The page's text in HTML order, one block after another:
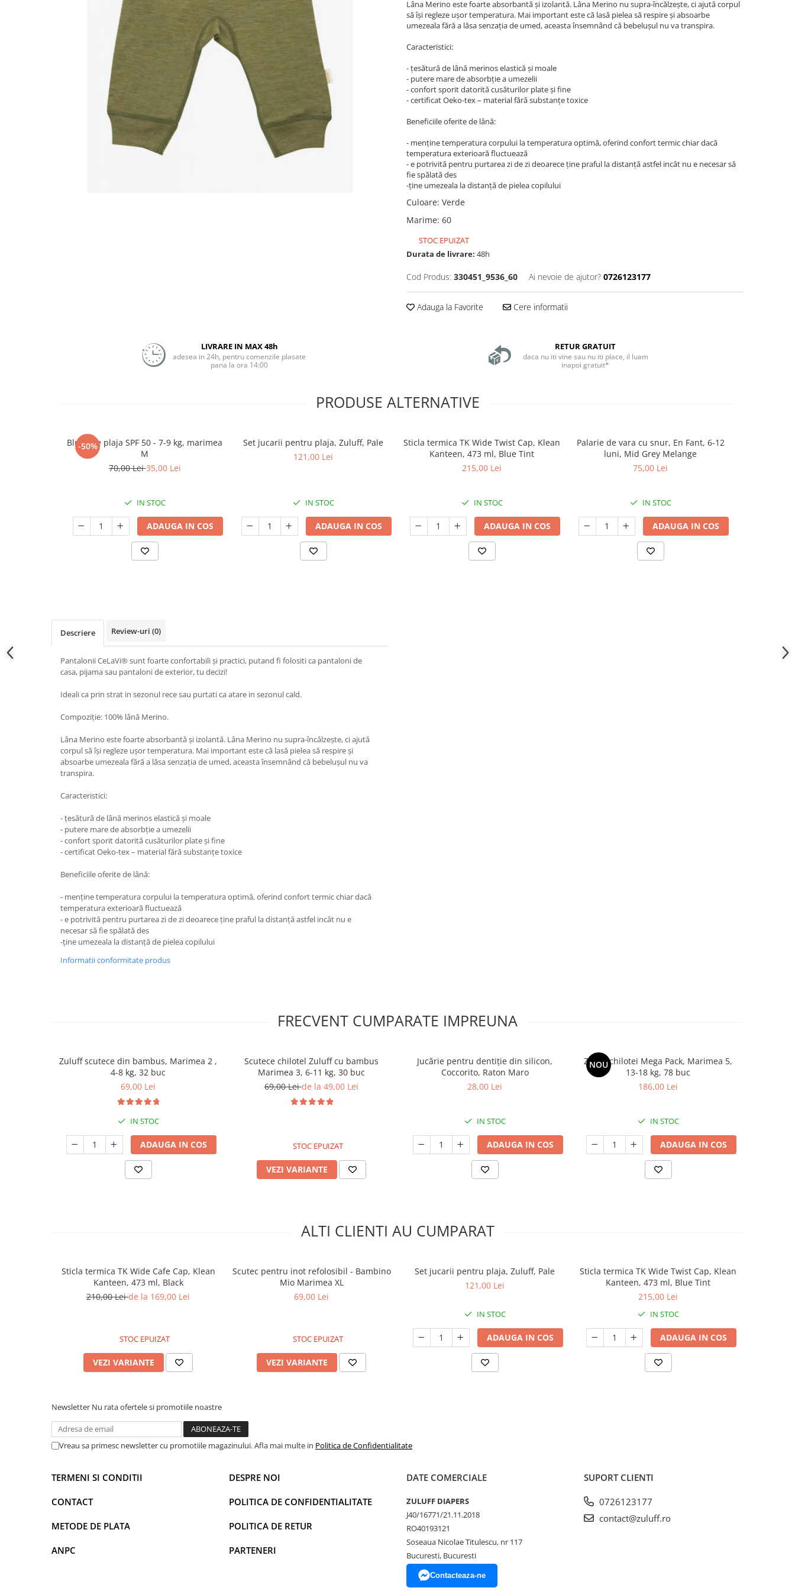
Sac de dormit cu piciorușe
Sac de dormit pentru tranziție
Sac de dormit nou nascut Swaddle
Lâna Merino este foarte absorbantă și izolantă. Lâna Merino nu supra-încălzește, ci ajută corpul
să își regleze ușor temperatura. Mai important este că lasă pielea să respire și absoarbe
umezeala fără a lăsa senzația de umed, aceasta însemnând că bebelușul nu va transpira.
Caracteristici:
- țesătură de lână merinos elastică și moale
- putere mare de absorbție a umezelii
- confort sporit datorită cusăturilor plate și fine
- certificat Oeko-tex – material fără substanțe toxice
Beneficiile oferite de lână:
- menţine temperatura corpului la temperatura optimă, oferind confort termic chiar dacă
temperatura exterioară fluctuează
- e potrivită pentru purtarea zi de zi deoarece ţine praful la distanţă astfel incât nu e necesar să
fie spălată des
-ţine umezeala la distanţă de pielea copilului
Culoare: Verde
Marime: 60
STOC EPUIZAT
Durata de livrare: 48h
Cod Produs: 330451_9536_60 Ai nevoie de ajutor? 0726123177
Adauga la Favorite Cere informatii
LIVRARE IN MAX 48h
adesea in 24h, pentru comenzile plasate
pana la ora 14:00
RETUR GRATUIT
daca nu iti vine sau nu iti place, il luam
inapoi gratuit*
PRODUSE ALTERNATIVE
-50%
Bluza de plaja SPF 50 - 7-9 kg, marimea
M
70,00 Lei35,00 Lei
IN STOC
ADAUGA IN COS
Set jucarii pentru plaja, Zuluff, Pale
121,00 Lei
IN STOC
ADAUGA IN COS
Sticla termica TK Wide Twist Cap, Klean
Kanteen, 473 ml, Blue Tint
215,00 Lei
IN STOC
ADAUGA IN COS
Palarie de vara cu snur, En Fant, 6-12
luni, Mid Grey Melange
75,00 Lei
IN STOC
ADAUGA IN COS
Descriere Review-uri (0)
Pantalonii CeLaVi® sunt foarte confortabili şi practici, putand fi folositi ca pantaloni de
casa, pijama sau pantaloni de exterior, tu decizi!
Ideali ca prin strat in sezonul rece sau purtati ca atare in sezonul cald.
Compoziție: 100% lână Merino.
Lâna Merino este foarte absorbantă și izolantă. Lâna Merino nu supra-încălzește, ci ajută
corpul să își regleze ușor temperatura. Mai important este că lasă pielea să respire și
absoarbe umezeala fără a lăsa senzația de umed, aceasta însemnând că bebelușul nu va
transpira.
Caracteristici:
- țesătură de lână merinos elastică și moale
- putere mare de absorbție a umezelii
- confort sporit datorită cusăturilor plate și fine
- certificat Oeko-tex – material fără substanțe toxice
Beneficiile oferite de lână:
- menţine temperatura corpului la temperatura optimă, oferind confort termic chiar dacă
temperatura exterioară fluctuează
- e potrivită pentru purtarea zi de zi deoarece ţine praful la distanţă astfel incât nu e
necesar să fie spălată des
-ţine umezeala la distanţă de pielea copilului
Informatii conformitate produs
FRECVENT CUMPARATE IMPREUNA
Zuluff scutece din bambus, Marimea 2 ,
4-8 kg, 32 buc
69,00 Lei
IN STOC
ADAUGA IN COS
Scutece chilotel Zuluff cu bambus
Marimea 3, 6-11 kg, 30 buc
69,00 Leide la 49,00 Lei
STOC EPUIZAT
VEZI VARIANTE
Jucărie pentru dentiție din silicon,
Coccorito, Raton Maro
28,00 Lei
IN STOC
ADAUGA IN COS
NOU
Zuluff chilotei Mega Pack, Marimea 5,
13-18 kg, 78 buc
186,00 Lei
IN STOC
ADAUGA IN COS
ALTI CLIENTI AU CUMPARAT
Sticla termica TK Wide Cafe Cap, Klean
Kanteen, 473 ml, Black
210,00 Leide la 169,00 Lei
STOC EPUIZAT
VEZI VARIANTE
Scutec pentru inot refolosibil - Bambino
Mio Marimea XL
69,00 Lei
STOC EPUIZAT
VEZI VARIANTE
Set jucarii pentru plaja, Zuluff, Pale
121,00 Lei
IN STOC
ADAUGA IN COS
Sticla termica TK Wide Twist Cap, Klean
Kanteen, 473 ml, Blue Tint
215,00 Lei
IN STOC
ADAUGA IN COS
Newsletter Nu rata ofertele si promotiile noastre
Vreau sa primesc newsletter cu promotiile magazinului. Afla mai multe in Politica de Confidentialitate
TERMENI SI CONDITII
CONTACT
METODE DE PLATA
ANPC
DESPRE NOI
POLITICA DE CONFIDENTIALITATE
POLITICA DE RETUR
PARTENERI
DATE COMERCIALE
ZULUFF DIAPERS
J40/16771/21.11.2018
RO40193121
Soseaua Nicolae Titulescu, nr 117
Bucuresti, Bucuresti
Contacteaza-ne
SUPORT CLIENTI
0726123177
contact@zuluff.ro